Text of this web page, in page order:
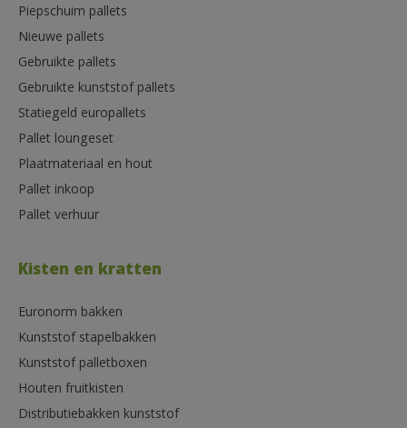
Piepschuim pallets
Nieuwe pallets
Gebruikte pallets
Gebruikte kunststof pallets
Statiegeld europallets
Pallet loungeset
Plaatmateriaal en hout
Pallet inkoop
Pallet verhuur
Kisten en kratten
Euronorm bakken
Kunststof stapelbakken
Kunststof palletboxen
Houten fruitkisten
Distributiebakken kunststof